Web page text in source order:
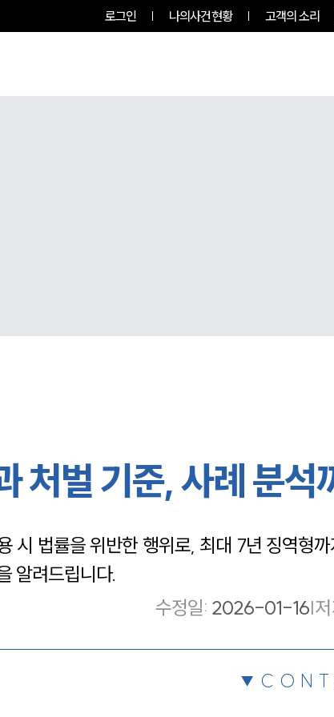
로그인 나의사건현황 고객의 소리
처벌 기준, 사례 분석
시 법률을 위반한 행위로, 최대 7년 징역형
알려드립니다.
수정일: 2026-01-16|